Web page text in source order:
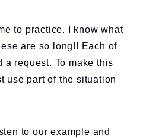
to practice. I know what
are so long!! Each of
a request. To make this
use part of the situation
to our example and